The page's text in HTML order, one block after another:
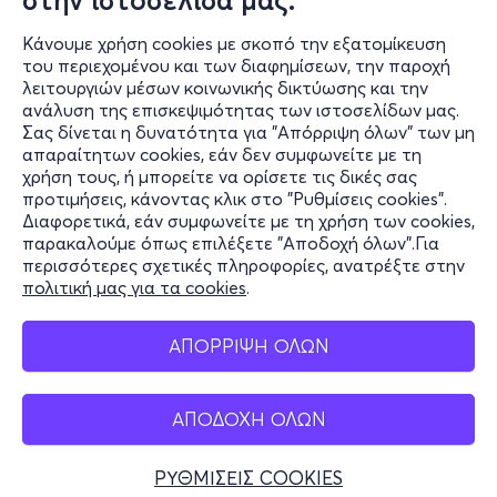
Κάνουμε χρήση cookies με σκοπό την εξατομίκευση
του περιεχομένου και των διαφημίσεων, την παροχή
λειτουργιών μέσων κοινωνικής δικτύωσης και την
ανάλυση της επισκεψιμότητας των ιστοσελίδων μας.
Σας δίνεται η δυνατότητα για "Απόρριψη όλων" των μη
απαραίτητων cookies, εάν δεν συμφωνείτε με τη
χρήση τους, ή μπορείτε να ορίσετε τις δικές σας
προτιμήσεις, κάνοντας κλικ στο "Ρυθμίσεις cookies".
Διαφορετικά, εάν συμφωνείτε με τη χρήση των cookies,
παρακαλούμε όπως επιλέξετε "Αποδοχή όλων".Για
περισσότερες σχετικές πληροφορίες, ανατρέξτε στην
πολιτική μας για τα cookies.
ΑΠΟΡΡΙΨΗ ΟΛΩΝ
ΑΠΟΔΟΧΗ ΟΛΩΝ
ΡΥΘΜΙΣΕΙΣ COOKIES
Η δεύτερη μέρα (Κυριακή 7 Ιουνίου) είναι η πιο πυκνή
και η πιο ασυνήθιστη ως προς τις ώρες. Το Ov Off
Studio, στους Αμπελόκηπους, φιλοξενεί δύο ξεχωριστές
συναντήσεις: μια πρωινή, από τις 06:00 μέχρι τις 07:30,
και μια απογευματινή, από τις 19:30 μέχρι τις 20:30. Το
φεστιβάλ κλείνει στο ΚΕΤ, στην Κυψέλη, από τις 21:30
μέχρι τις 22:30.
Διατίθενται τόσο εισιτήρια για μεμονωμένες συναυλίες
όσο και ενιαίο πάσο για ολόκληρο το φεστιβάλ. Οι
συναυλίες ξεκινούν ακριβώς στις ώρες που
αναφέρονται.
https://expandfestival.wordpress.com/
Πληροφορίες
Υποστήριξη
Stay Connected
Mobile app